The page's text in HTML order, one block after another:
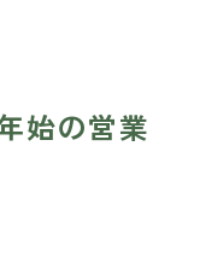
始の営業